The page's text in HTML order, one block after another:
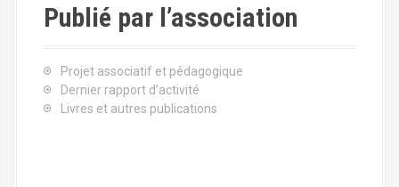
Publié par l’association
Projet associatif et pédagogique
Dernier rapport d’activité
Livres et autres publications